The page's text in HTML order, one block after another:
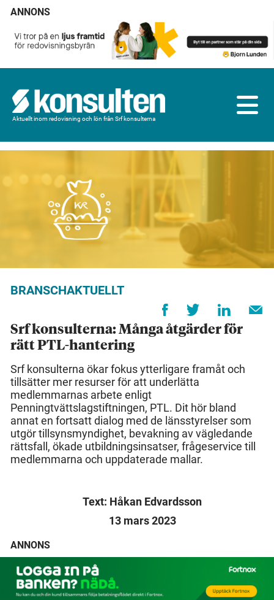
ANNONS
Aktuellt inom redovisning och lön från Srf konsulterna
BRANSCHAKTUELLT
Srf konsulterna: Många åtgärder för
rätt PTL-hantering
Srf konsulterna ökar fokus ytterligare framåt och
tillsätter mer resurser för att underlätta
medlemmarnas arbete enligt
Penningtvättslagstiftningen, PTL. Dit hör bland
annat en fortsatt dialog med de länsstyrelser som
utgör tillsynsmyndighet, bevakning av vägledande
rättsfall, ökade utbildningsinsatser, frågeservice till
medlemmarna och uppdaterade mallar.
Text: Håkan Edvardsson
13 mars 2023
ANNONS